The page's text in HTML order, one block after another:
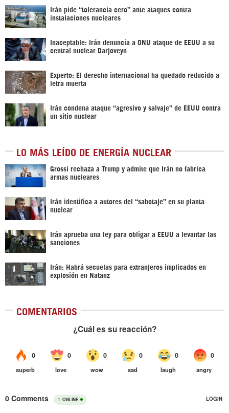
Irán pide “tolerancia cero” ante ataques contra
instalaciones nucleares
Inaceptable: Irán denuncia a ONU ataque de EEUU a su
central nuclear Darjoveyn
Experto: El derecho internacional ha quedado reducido a
letra muerta
Irán condena ataque “agresivo y salvaje” de EEUU contra
un sitio nuclear
LO MÁS LEÍDO DE ENERGÍA NUCLEAR
Grossi rechaza a Trump y admite que Irán no fabrica
armas nucleares
Irán identifica a autores del “sabotaje” en su planta
nuclear
Irán aprueba una ley para obligar a EEUU a levantar las
sanciones
Irán: Habrá secuelas para extranjeros implicados en
explosión en Natanz
COMENTARIOS